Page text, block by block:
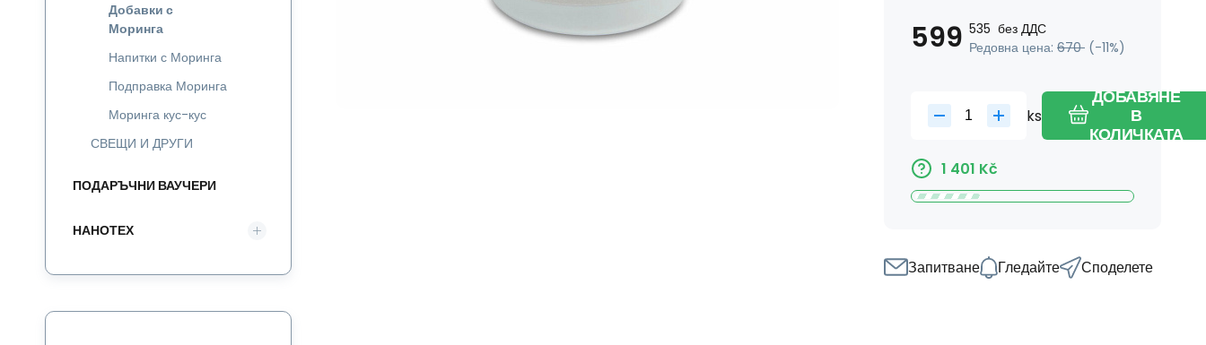
599 535 без ДДС
Редовна цена: 670 (-11%)
ks
ДОБАВЯНЕ
В
КОЛИЧКАТА
1 401 Kč
Запитване Гледайте Споделете
Добавки с
Моринга
Напитки с Моринга
Подправка Моринга
Моринга кус-кус
СВЕЩИ И ДРУГИ
ПОДАРЪЧНИ ВАУЧЕРИ
НАНОТЕХ